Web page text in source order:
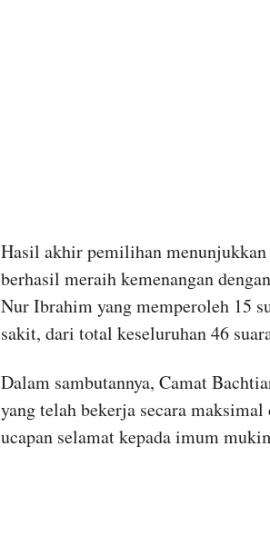
Hasil akhir pemilihan
berhasil meraih kemenangan
Nur Ibrahim yang memperoleh 15
sakit, dari total keseluruhan 46
Dalam sambutannya, Camat
yang telah bekerja secara
ucapan selamat kepada imum